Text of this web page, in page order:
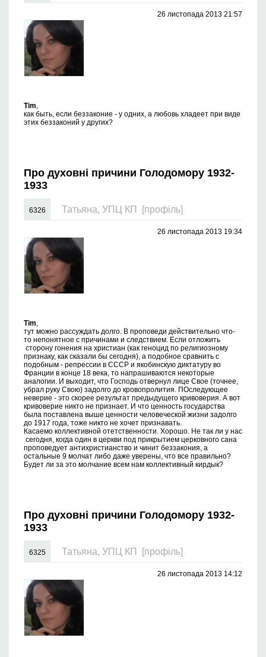
26 листопада 2013 21:57
Tim,
как быть, если беззаконие - у одних, а любовь хладеет при виде
этих беззаконий у других?
Про духовні причини Голодомору 1932-
1933
6326 Татьяна, УПЦ КП [профіль]
26 листопада 2013 19:34
Tim,
тут можно рассуждать долго. В проповеди действительно что-
то непонятное с причинами и следствием. Если отложить
сторону гонения на христиан (как геноцид по религиозному
признаку, как сказали бы сегодня), а подобное сравнить с
подобным - репрессии в СССР и якобинскую диктатуру во
Франции в конце 18 века, то напрашиваются некоторые
аналогии. И выходит, что Господь отвернул лице Свое (точнее,
убрал руку Свою) задолго до кровопролития. ПОследующее
неверие - это скорее результат предыдущего кривоверия. А вот
кривоверие никто не признает. И что ценность государства
была поставлена выше ценности человеческой жизни задолго
до 1917 года, тоже никто не хочет признавать.
Касаемо коллективной отетственности. Хорошо. Не так ли у нас
сегодня, когда один в церкви под прикрытием церковного сана
проповедует антихристианство и чинит беззакония, а
остальные 9 молчат либо даже уверены, что все правильно?
Будет ли за это молчание всем нам коллективный кирдык?
Про духовні причини Голодомору 1932-
1933
6325 Татьяна, УПЦ КП [профіль]
26 листопада 2013 14:12